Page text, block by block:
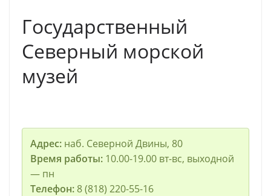
Государственный
Северный морской
музей
Адрес:наб. Северной Двины, 80
Время работы:10.00-19.00 вт-вс, выходной
— пн
Телефон:8 (818) 220-55-16